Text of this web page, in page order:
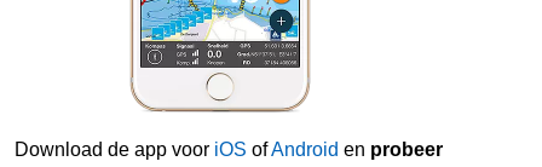
Download de app voor iOS ofAndroid en probeer